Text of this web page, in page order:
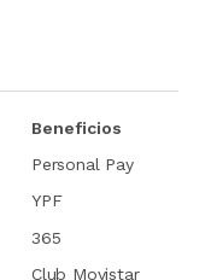
Beneficios
Personal Pay
YPF
365
Club Movistar